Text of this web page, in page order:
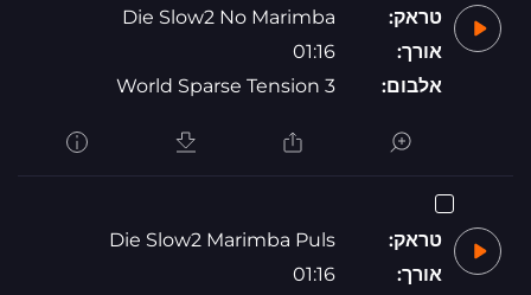
טראק:
Die Slow2 No Marimba
אורך:
01:16
אלבום:
World Sparse Tension 3
טראק:
Die Slow2 Marimba Puls
אורך:
01:16